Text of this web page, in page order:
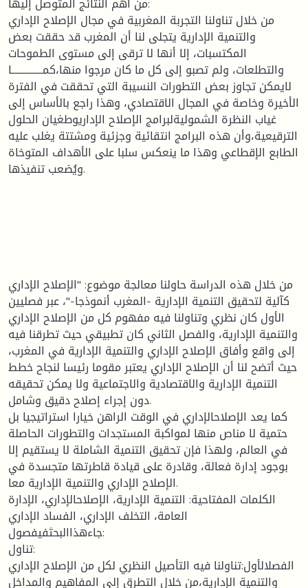
من خلال تناولنا التجربة المغربية في مجال الإصلاح الإداري
والتنمية الإدارية يتجلى لنا أن المغرب قد حققت بعض
المكتسبات، إلا أنها لا ترقى إلى مستوى الطموحات
والتطلعات، ولم تصبو إلى كل ما كان مرجوا منها،كمـــــــــــــــا
لايمكن تجاوز بعض التطورات النسيبة التي تحققت في الفترة
الأخيرة وخاصة في المجال الاقتصادي، وهذا راجع بالأساس إلى
غياب النظرة الشموليةلبرامج الإصلاح الإداريوطغيان الحلول
الترقيعية،وأن هذه البرامج انتقائية وجزئية ومشتتة يغلب عليه
الطابع الإقطاعي وهذا ما ينعكس سلبا على الأهداف المتوخاة
ويُصَعب تنفيذها.
من خلال هذه الدراسة حاولنا معالجة موضوع: "الإصلاح الإداري
كآلية لتحقيق التنمية الإدارية -المغرب أنموذجا-"، عبر فصليين
الأول كان نظري وتناولنا فيه مفهوم كل من الإصلاح الإداري
والتنمية الإدارية، والفصل الثاني كان تطبيقي حيث تطرقنا فيه
إلى واقع وأفاق الإصلاح الإداري والتنمية الإدارية في المغرب،
حيث أتضح لنا أن الإصلاح الإداري يعتبر مقوما رئيسا لنجاح خطط
التنمية الإدارية والاقتصادية والاجتماعية ولا يمكن تحقيقه
دون إجراء إصلاح دقيق وشامل.
كما يعد الإصلاحالإداري في الوقت الراهن خيارا استراتيجيا بل
حتمية لا مناص منها لمواكبة المستجدات والتطورات الحاصلة
في العالم، ولهذا فإن تحقيق التنمية الشاملة لا يستقيم إلا
بوجود إدارة فعالة، وقادرة على قيادة قاطرتها متجسدة في
الإصلاح الإداري والتنمية الإدارية معا.
الكلمات المفتاحية: التنمية الإدارية، الإصلاحالإداري، الإدارة
العامة، التخلف الإداري، الفساد الإداري
جاءهذاالبحثفيفصول:
تناول:
الفصلالأول:تناولنا فيه التأصيل النظري لكل من الإصلاح الإداري
والتنمية الإدارية،من خلال التطرق إلى المفاهيم والمداخل